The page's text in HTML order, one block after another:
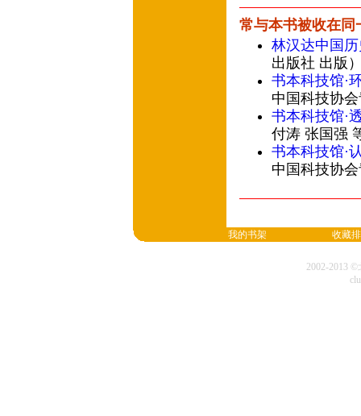
常与本书被收在同
林汉达中国
出版社 出版
书本科技馆·
中国科技协
书本科技馆·
付涛 张国强
书本科技馆·
中国科技协
我的书架 收藏
2002-2013